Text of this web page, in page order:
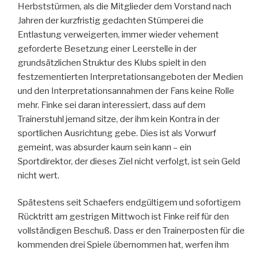
Herbststürmen, als die Mitglieder dem Vorstand nach
Jahren der kurzfristig gedachten Stümperei die
Entlastung verweigerten, immer wieder vehement
geforderte Besetzung einer Leerstelle in der
grundsätzlichen Struktur des Klubs spielt in den
festzementierten Interpretationsangeboten der Medien
und den Interpretationsannahmen der Fans keine Rolle
mehr. Finke sei daran interessiert, dass auf dem
Trainerstuhl jemand sitze, der ihm kein Kontra in der
sportlichen Ausrichtung gebe. Dies ist als Vorwurf
gemeint, was absurder kaum sein kann – ein
Sportdirektor, der dieses Ziel nicht verfolgt, ist sein Geld
nicht wert.
Spätestens seit Schaefers endgültigem und sofortigem
Rücktritt am gestrigen Mittwoch ist Finke reif für den
vollständigen Beschuß. Dass er den Trainerposten für die
kommenden drei Spiele übernommen hat, werfen ihm